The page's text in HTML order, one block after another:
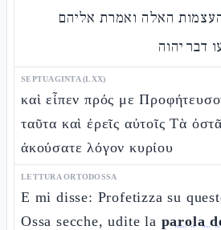
האלה ואמרת אליהם
דבר יהוה
SEPTUAGINTA (LXX)
καὶ εἶπεν πρός με
ταῦτα καὶ ἐρεῖς αὐτοῖς Τὰ
ἀκούσατε λόγον κυρίου
LETTURA ORTODOSSA
E mi disse: Profetizza su
Ossa secche, udite la parola